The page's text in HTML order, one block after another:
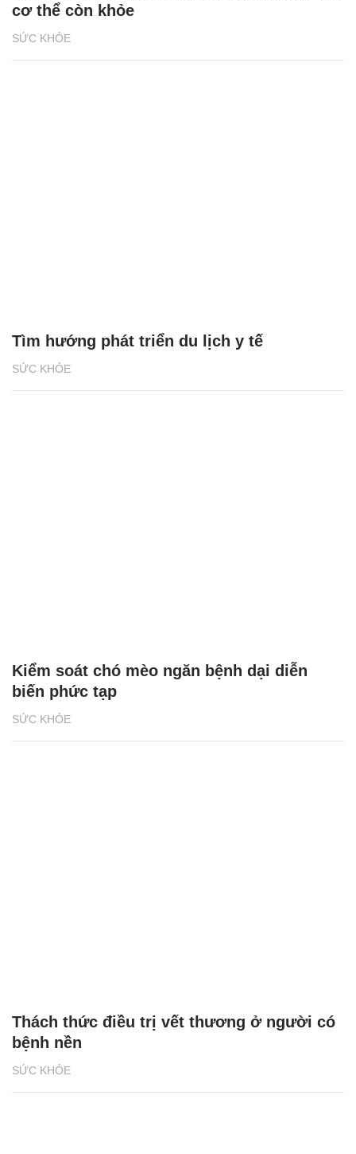
SỨC KHỎE
cơ thể còn khỏe
SỨC KHỎE
Tìm hướng phát triển du lịch y tế
SỨC KHỎE
Kiểm soát chó mèo ngăn bệnh dại diễn
biến phức tạp
SỨC KHỎE
Thách thức điều trị vết thương ở người có
bệnh nền